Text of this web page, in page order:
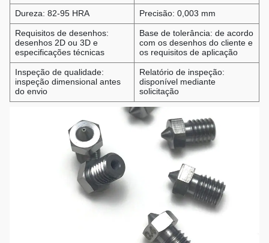
Dureza: 82-95 HRA Precisão: 0,003 mm
Requisitos de desenhos:
desenhos 2D ou 3D e
especificações técnicas
Base de tolerância: de acordo
com os desenhos do cliente e
os requisitos de aplicação
Inspeção de qualidade:
inspeção dimensional antes
do envio
Relatório de inspeção:
disponível mediante
solicitação